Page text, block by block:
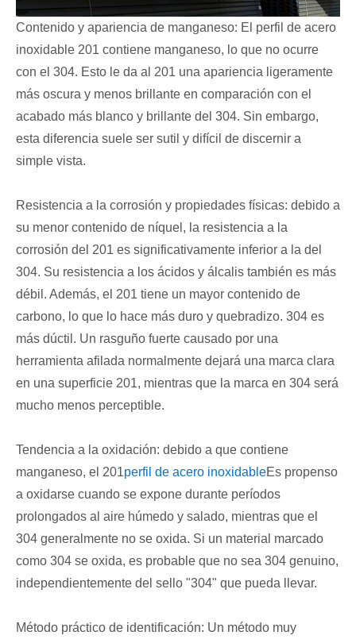
Contenido y apariencia de manganeso: El perfil de acero
inoxidable 201 contiene manganeso, lo que no ocurre
con el 304. Esto le da al 201 una apariencia ligeramente
más oscura y menos brillante en comparación con el
acabado más blanco y brillante del 304. Sin embargo,
esta diferencia suele ser sutil y difícil de discernir a
simple vista.
Resistencia a la corrosión y propiedades físicas: debido a
su menor contenido de níquel, la resistencia a la
corrosión del 201 es significativamente inferior a la del
304. Su resistencia a los ácidos y álcalis también es más
débil. Además, el 201 tiene un mayor contenido de
carbono, lo que lo hace más duro y quebradizo. 304 es
más dúctil. Un rasguño fuerte causado por una
herramienta afilada normalmente dejará una marca clara
en una superficie 201, mientras que la marca en 304 será
mucho menos perceptible.
Tendencia a la oxidación: debido a que contiene
manganeso, el 201perfil de acero inoxidableEs propenso
a oxidarse cuando se expone durante períodos
prolongados al aire húmedo y salado, mientras que el
304 generalmente no se oxida. Si un material marcado
como 304 se oxida, es probable que no sea 304 genuino,
independientemente del sello "304" que pueda llevar.
Método práctico de identificación: Un método muy